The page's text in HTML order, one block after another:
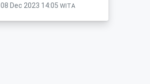
08 Dec 2023 14:05 WITA